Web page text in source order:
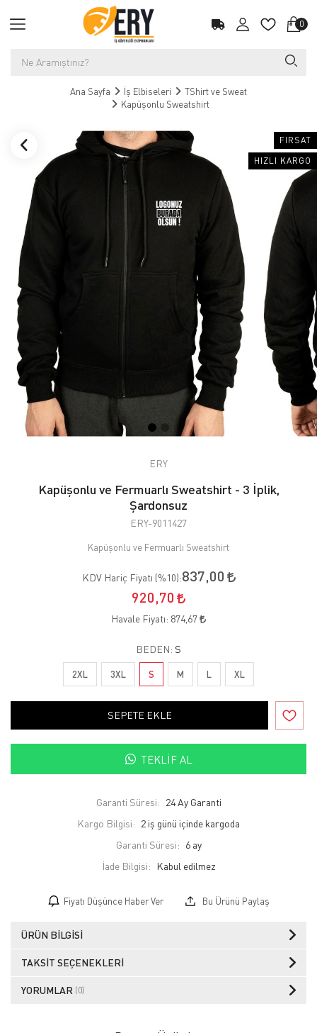
0
Ana Sayfa İş Elbiseleri
TShirt ve Sweat
Kapüşonlu Sweatshirt
FIRSAT
HIZLI KARGO
ERY
Kapüşonlu ve Fermuarlı Sweatshirt - 3 İplik,
Şardonsuz
ERY-9011427
Kapüşonlu ve Fermuarlı Sweatshirt
KDV Hariç Fiyatı (%10):837,00
920,70
Havale Fiyatı: 874,67
BEDEN: S
2XL 3XL S M L XL
SEPETE EKLE
TEKLIF AL
Garanti Süresi: 24 Ay Garanti
Kargo Bilgisi: 2 iş günü içinde kargoda
Garanti Süresi: 6 ay
İade Bilgisi:
Fiyatı Düşünce Haber Ver Bu Ürünü Paylaş
ÜRÜN BILGISI
TAKSIT SEÇENEKLERI
YORUMLAR (0)